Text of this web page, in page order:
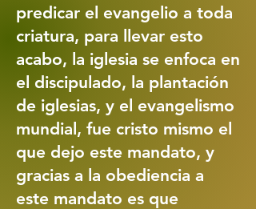
predicar el evangelio a toda
criatura, para llevar esto
acabo, la iglesia se enfoca en
el discipulado, la plantación
de iglesias, y el evangelismo
mundial, fue cristo mismo el
que dejo este mandato, y
gracias a la obediencia a
este mandato es que